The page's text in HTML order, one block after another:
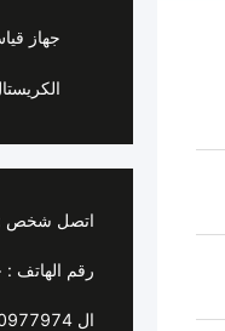
جهاز
اتصل شخص
رقم الهاتف :
ال WhatsApp :